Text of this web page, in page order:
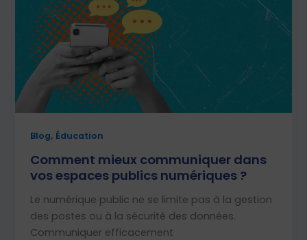
Blog, Éducation
Comment mieux communiquer dans
vos espaces publics numériques ?
Le numérique public ne se limite pas à la gestion
des postes ou à la sécurité des données.
Communiquer efficacement